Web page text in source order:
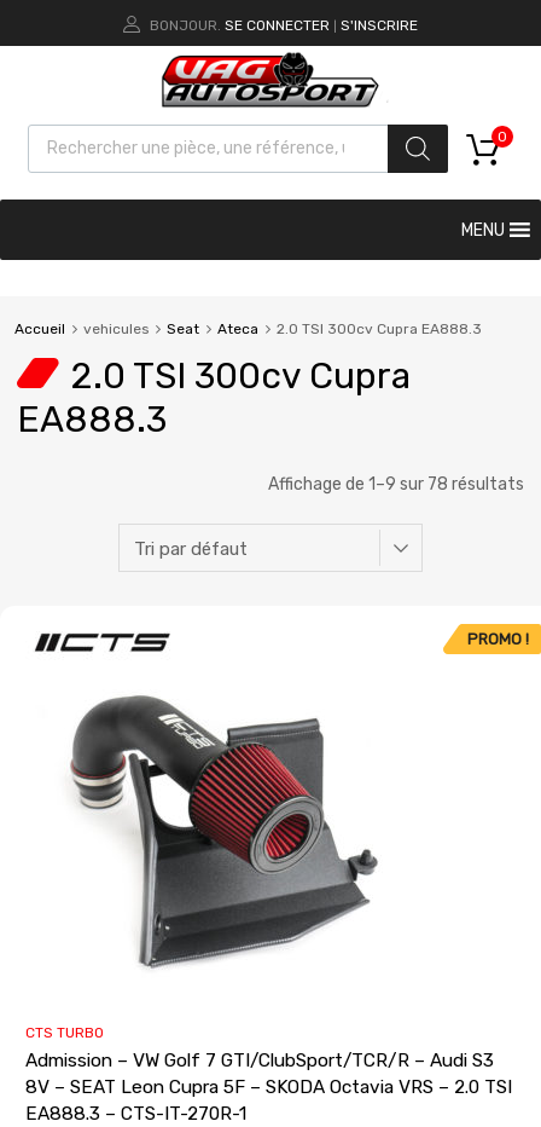
BONJOUR. SE CONNECTER S'INSCRIRE
0
MENU
Accueil vehicules Seat Ateca 2.0 TSI 300cv Cupra EA888.3
2.0 TSI 300cv Cupra
EA888.3
Affichage de 1–9 sur 78 résultats
PROMO !
CTS TURBO
Admission – VW Golf 7 GTI/ClubSport/TCR/R – Audi S3
8V – SEAT Leon Cupra 5F – SKODA Octavia VRS – 2.0 TSI
EA888.3 – CTS-IT-270R-1